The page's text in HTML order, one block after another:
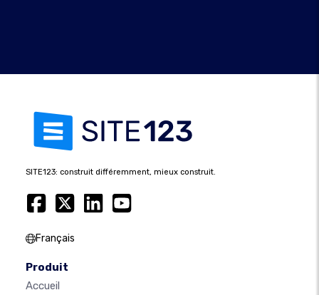
SITE123: construit différemment, mieux construit.
Français
Produit
Accueil